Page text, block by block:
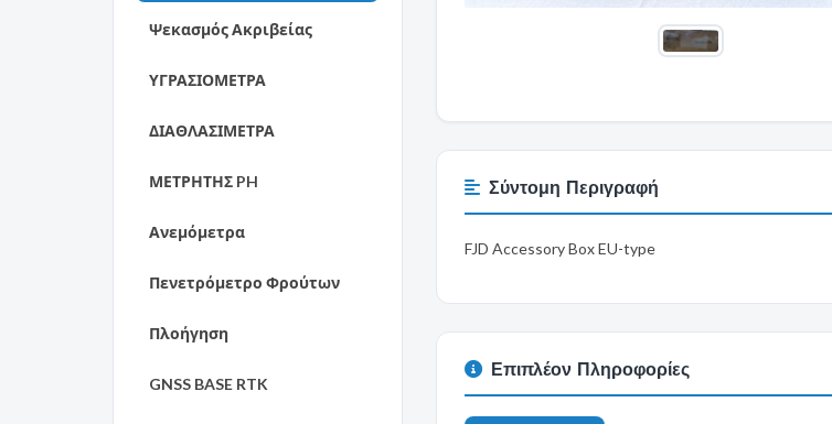
Ψεκασμός Ακριβείας
ΥΓΡΑΣΙΟΜΕΤΡΑ
ΔΙΑΘΛΑΣΙΜΕΤΡΑ
ΜΕΤΡΗΤΗΣ PH
Ανεμόμετρα
Πενετρόμετρο Φρούτων
Πλοήγηση
GNSS BASE RTK
Σύντομη Περιγραφή
FJD Accessory Box EU-type
Επιπλέον Πληροφορίες